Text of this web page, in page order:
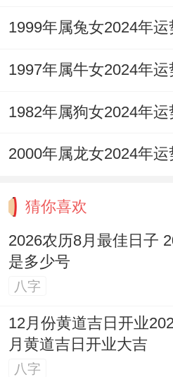
这些小心机让他们的
被晚辈们羡慕不已...
已婚朋友要学会“放大优
个优点，夫妻关系看得
在相亲网站遇到温柔体
他坚持线下见面、才发
住“慢慢来还算快”的道
姐；选择通过行业交流
到遇到了志同道合的伴
们~提升自我才是最佳的
猜你喜欢
2026农历8月最佳日子
是多少号
八字
12月份黄道吉日开业
月黄道吉日开业大吉
八字